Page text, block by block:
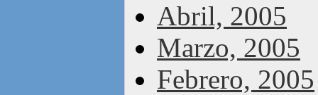
Abril, 2005
Marzo, 2005
Febrero, 2005